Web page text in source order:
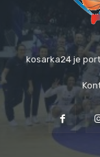
kosarka24 je